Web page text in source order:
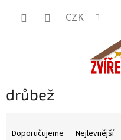
CZK
drůbež
Doporučujeme Nejlevnější